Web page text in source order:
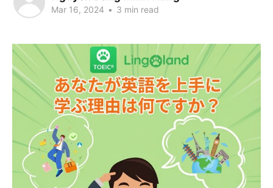
Mar 16, 2024 • 3 min read